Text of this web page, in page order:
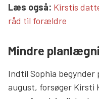
Læs mere links
Læs også: Kirstis
råd til forældre
Mindre
Læs mere links
Indtil Sophia begynder
august, forsøger Kirsti